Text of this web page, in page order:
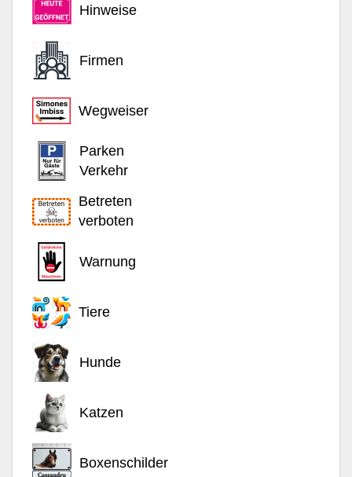
Hinweise
Firmen
Wegweiser
Parken
Verkehr
Betreten
verboten
Warnung
Tiere
Hunde
Katzen
Boxenschilder